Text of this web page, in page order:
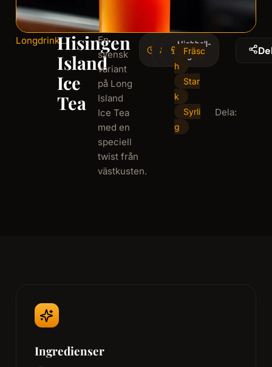
LongdrinkHisingen
Island
Ice
Tea
En
svensk
variant
på Long
Island
Ice Tea
med en
speciell
twist från
västkusten.
5
minminutes
1
serving
Highball-
glas
Fräsc
h
Star
k
Syrli
g
Dela:
Ingredienser